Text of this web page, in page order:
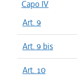
Capo IV
Art. 9
Art. 9 bis
Art. 10